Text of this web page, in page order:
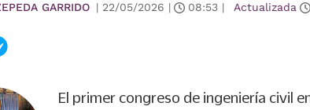
GARRIDO | 22/05/2026 | 08:53 | Actualizada
El primer congreso de ingeniería civil